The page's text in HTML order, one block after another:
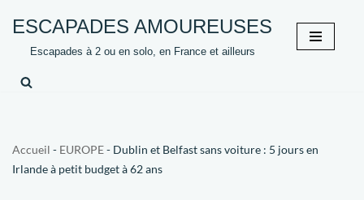
Aller
contenu
ESCAPADES AMOUREUSES
Escapades à 2 ou en solo, en France et ailleurs
Accueil - EUROPE- Dublin et Belfast sans voiture : 5 jours en
Irlande à petit budget à 62 ans